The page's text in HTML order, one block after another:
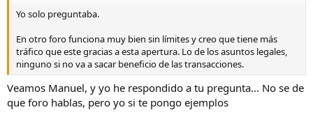
Yo solo preguntaba.
En otro foro funciona muy bien sin límites y creo que tiene más
tráfico que este gracias a esta apertura. Lo de los asuntos legales,
ninguno si no va a sacar beneficio de las transacciones.
Veamos Manuel, y yo he respondido a tu pregunta... No se de
que foro hablas, pero yo si te pongo ejemplos